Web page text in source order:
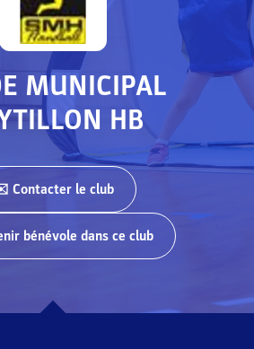
MUNICIPAL
HB
Contacter le club
bénévole dans ce club